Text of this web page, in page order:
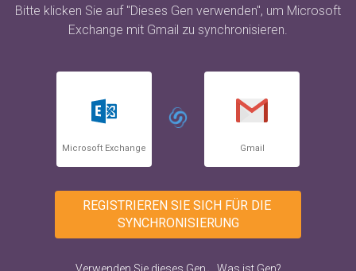
Bitte klicken Sie auf "Dieses Gen verwenden", um Microsoft
Exchange mit Gmail zu synchronisieren.
Microsoft Exchange Gmail
REGISTRIEREN SIE SICH FÜR DIE
SYNCHRONISIERUNG
.